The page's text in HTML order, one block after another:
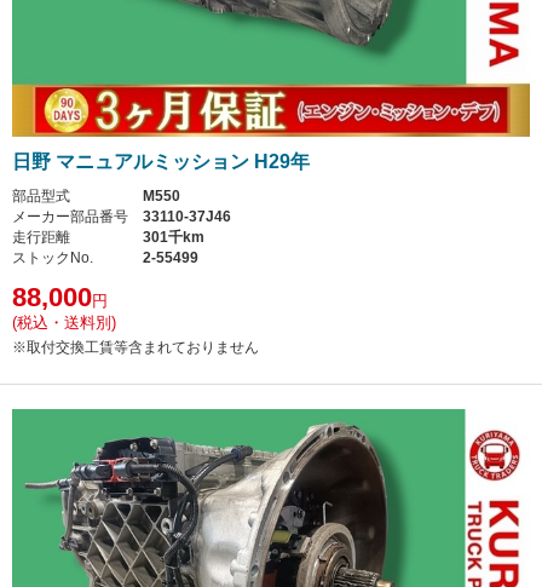
日野 マニュアルミッション H29年
部品型式
M550
メーカー部品番号
33110-37J46
走行距離
301千km
ストックNo.
2-55499
88,000円
(税込・送料別)
※取付交換工賃等含まれておりません